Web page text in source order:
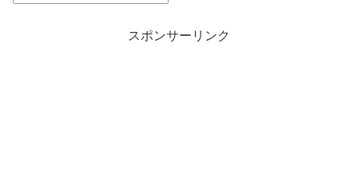
スポンサーリンク